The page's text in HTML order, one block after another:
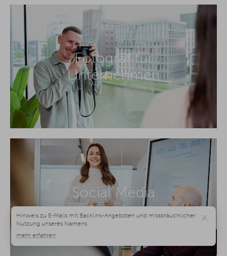
Fotograf für
Unternehmen
Social Media
Agentur
×